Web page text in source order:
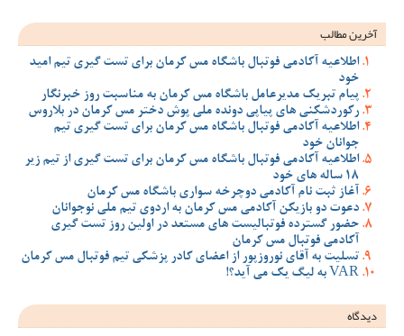
آخرین مطالب
اطلاعیه آکادمی فوتبال باشگاه مس کرمان برای تست گیری تیم امید
خود
پیام تبریک مدیرعامل باشگاه مس کرمان به مناسبت روز خبرنگار
رکوردشکنی های پیاپی دونده ملی پوش دختر مس کرمان در بلاروس
اطلاعیه آکادمی فوتبال باشگاه مس کرمان برای تست گیری تیم
جوانان خود
اطلاعیه آکادمی فوتبال باشگاه مس کرمان برای تست گیری از تیم زیر
18 ساله های خود
آغاز ثبت نام آکادمی دوچرخه سواری باشگاه مس کرمان
دعوت دو بازیکن آکادمی مس کرمان به اردوی تیم ملی نوجوانان
حضور گسترده فوتبالیست های مستعد در اولین روز تست گیری
آکادمی فوتبال مس کرمان
تسلیت به آقای نوروزپور از اعضای کادر پزشکی تیم فوتبال مس کرمان
VAR به لیگ یک می آید؟!
دیدگاه